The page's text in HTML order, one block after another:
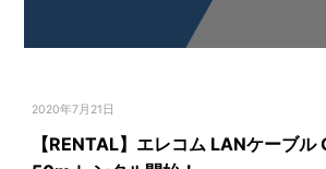
2020年7月21日
【RENTAL】エレコム LANケーブ